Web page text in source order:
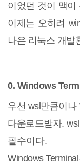
이었던 것이 맥이
이제는 오히려
나은 리눅스 개발
0. Windows
우선 wsl만큼이나
다운로드받자.
필수이다.
Windows